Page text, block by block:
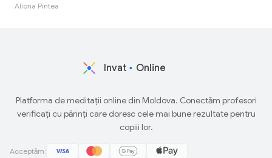
Aliona Pîntea
Invat Online
Platforma de meditații online din Moldova. Conectăm profesori
verificați cu părinți care doresc cele mai bune rezultate pentru
copiii lor.
Acceptăm: